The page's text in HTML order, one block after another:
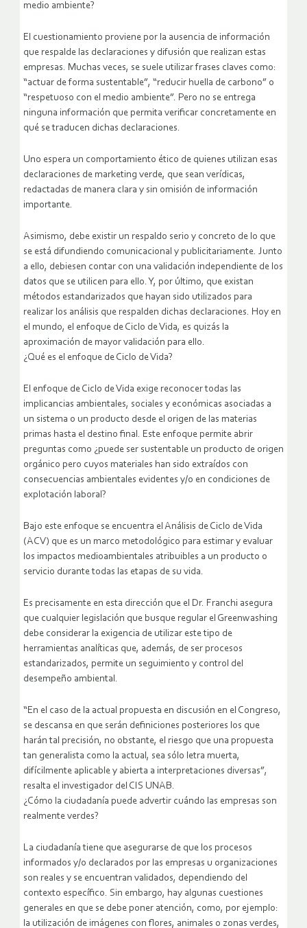
medio ambiente?
El cuestionamiento proviene por la ausencia de información
que respalde las declaraciones y difusión que realizan estas
empresas. Muchas veces, se suele utilizar frases claves como:
“actuar de forma sustentable”, “reducir huella de carbono” o
“respetuoso con el medio ambiente”. Pero no se entrega
ninguna información que permita verificar concretamente en
qué se traducen dichas declaraciones.
Uno espera un comportamiento ético de quienes utilizan esas
declaraciones de marketing verde, que sean verídicas,
redactadas de manera clara y sin omisión de información
importante.
Asimismo, debe existir un respaldo serio y concreto de lo que
se está difundiendo comunicacional y publicitariamente. Junto
a ello, debiesen contar con una validación independiente de los
datos que se utilicen para ello. Y, por último, que existan
métodos estandarizados que hayan sido utilizados para
realizar los análisis que respalden dichas declaraciones. Hoy en
el mundo, el enfoque de Ciclo de Vida, es quizás la
aproximación de mayor validación para ello.
¿Qué es el enfoque de Ciclo de Vida?
El enfoque de Ciclo de Vida exige reconocer todas las
implicancias ambientales, sociales y económicas asociadas a
un sistema o un producto desde el origen de las materias
primas hasta el destino final. Este enfoque permite abrir
preguntas como ¿puede ser sustentable un producto de origen
orgánico pero cuyos materiales han sido extraídos con
consecuencias ambientales evidentes y/o en condiciones de
explotación laboral?
Bajo este enfoque se encuentra el Análisis de Ciclo de Vida
(ACV) que es un marco metodológico para estimar y evaluar
los impactos medioambientales atribuibles a un producto o
servicio durante todas las etapas de su vida.
Es precisamente en esta dirección que el Dr. Franchi asegura
que cualquier legislación que busque regular el Greenwashing
debe considerar la exigencia de utilizar este tipo de
herramientas analíticas que, además, de ser procesos
estandarizados, permite un seguimiento y control del
desempeño ambiental.
“En el caso de la actual propuesta en discusión en el Congreso,
se descansa en que serán definiciones posteriores los que
harán tal precisión, no obstante, el riesgo que una propuesta
tan generalista como la actual, sea sólo letra muerta,
difícilmente aplicable y abierta a interpretaciones diversas”,
resalta el investigador del CIS UNAB.
¿Cómo la ciudadanía puede advertir cuándo las empresas son
realmente verdes?
La ciudadanía tiene que asegurarse de que los procesos
informados y/o declarados por las empresas u organizaciones
son reales y se encuentran validados, dependiendo del
contexto específico. Sin embargo, hay algunas cuestiones
generales en que se debe poner atención, como, por ejemplo:
la utilización de imágenes con flores, animales o zonas verdes,